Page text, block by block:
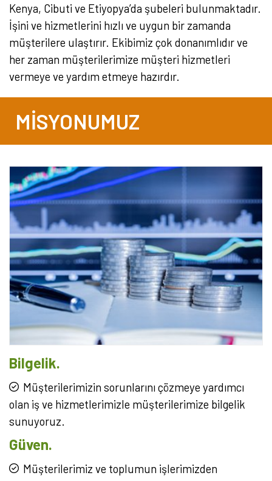
Kenya, Cibuti ve Etiyopya’da şubeleri bulunmaktadır.
İşini ve hizmetlerini hızlı ve uygun bir zamanda
müşterilere ulaştırır. Ekibimiz çok donanımlıdır ve
her zaman müşterilerimize müşteri hizmetleri
vermeye ve yardım etmeye hazırdır.
MISYONUMUZ
Bilgelik.
Müşterilerimizin sorunlarını çözmeye yardımcı
olan iş ve hizmetlerimizle müşterilerimize bilgelik
sunuyoruz.
Güven.
Müşterilerimiz ve toplumun işlerimizden